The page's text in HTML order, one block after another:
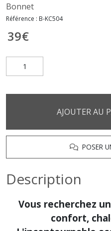
Bonnet
Référence : B-KC504
39€
AJOUTER AU
POSER
Description
Vous recherchez
confort,